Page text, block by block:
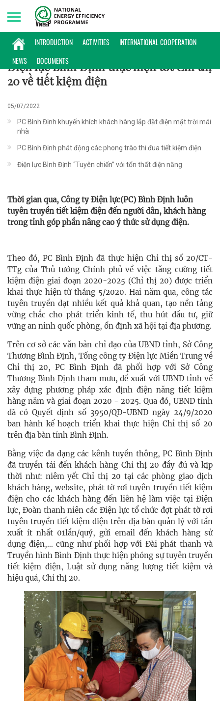
INTRODUCTION ACTIVITIES
INTERNATIONAL COOPERATION
NEWS
DOCUMENTS
Monday, 10/08/2026 | 15:28 GMT+7
HOẠT ĐỘNG
Điện lực Bình Định thực hiện tốt Chỉ thị
20 về tiết kiệm điện
05/07/2022
PC Bình Định khuyến khích khách hàng lắp đặt điện mặt trời mái
nhà
PC Bình Định phát động các phong trào thi đua tiết kiệm điện
Điện lực Bình Định “Tuyên chiến” với tổn thất điện năng
Thời gian qua, Công ty Điện lực(PC) Bình Định luôn
tuyên truyền tiết kiệm điện đến người dân, khách hàng
trong tỉnh góp phần nâng cao ý thức sử dụng điện.
Theo đó, PC Bình Định đã thực hiện Chỉ thị số 20/CT-
TTg của Thủ tướng Chính phủ về việc tăng cường tiết
kiệm điện giai đoạn 2020-2025 (Chỉ thị 20) được triển
khai thực hiện từ tháng 5/2020. Hai năm qua, công tác
tuyên truyền đạt nhiều kết quả khả quan, tạo nền tảng
vững chắc cho phát triển kinh tế, thu hút đầu tư, giữ
vững an ninh quốc phòng, ổn định xã hội tại địa phương.
Trên cơ sở các văn bản chỉ đạo của UBND tỉnh, Sở Công
Thương Bình Định, Tổng công ty Điện lực Miền Trung về
Chỉ thị 20, PC Bình Định đã phối hợp với Sở Công
Thương Bình Định tham mưu, đề xuất với UBND tỉnh về
xây dựng phương pháp xác định điện năng tiết kiệm
hàng năm và giai đoạn 2020 - 2025. Qua đó, UBND tỉnh
đã có Quyết định số 3950/QĐ-UBND ngày 24/9/2020
ban hành kế hoạch triển khai thực hiện Chỉ thị số 20
trên địa bàn tỉnh Bình Định.
Bằng việc đa dạng các kênh tuyền thông, PC Bình Định
đã truyền tải đến khách hàng Chỉ thị 20 đầy đủ và kịp
thời như: niêm yết Chỉ thị 20 tại các phòng giao dịch
khách hàng, website, phát tờ rơi tuyên truyền tiết kiệm
điện cho các khách hàng đến liên hệ làm việc tại Điện
lực, Đoàn thanh niên các Điện lực tổ chức đợt phát tờ rơi
tuyên truyền tiết kiệm điện trên địa bàn quản lý với tần
xuất ít nhất 01lần/quý, gửi email đến khách hàng sử
dụng điện,… cũng như phối hợp với Đài phát thanh và
Truyền hình Bình Định thực hiện phóng sự tuyên truyền
tiết kiệm điện, Luật sử dụng năng lượng tiết kiệm và
hiệu quả, Chỉ thị 20.